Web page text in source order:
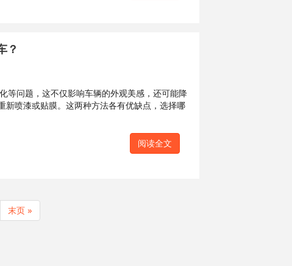
？
等问题，这不仅影响车辆的外观美感，还可能降
喷漆或贴膜。这两种方法各有优缺点，选择哪
阅读全文
末
页
末页 »